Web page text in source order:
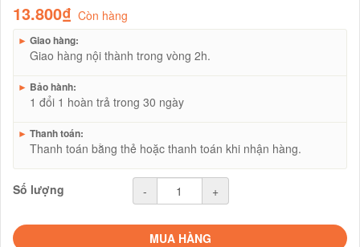
13.800₫ Còn hàng
► Giao hàng:
Giao hàng nội thành trong vòng 2h.
► Bảo hành:
1 đổi 1 hoàn trả trong 30 ngày
► Thanh toán:
Thanh toán bằng thẻ hoặc thanh toán khi nhận hàng.
Số lượng - +
MUA HÀNG